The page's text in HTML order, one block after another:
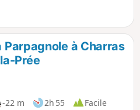
Parpagnole à Charras
Prée
-22 m 2h 55
Facile